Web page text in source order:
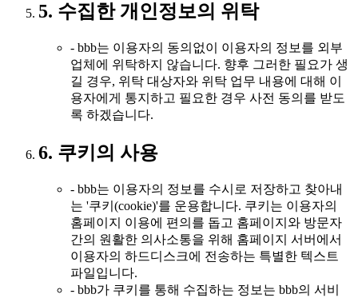
5. 수집한 개인정보의 위탁
- bbb는 이용자의 동의없이 이용자의 정보를 외부
업체에 위탁하지 않습니다. 향후 그러한 필요가 생
길 경우, 위탁 대상자와 위탁 업무 내용에 대해 이
용자에게 통지하고 필요한 경우 사전 동의를 받도
록 하겠습니다.
6. 쿠키의 사용
- bbb는 이용자의 정보를 수시로 저장하고 찾아내
는 '쿠키(cookie)'를 운용합니다. 쿠키는 이용자의
홈페이지 이용에 편의를 돕고 홈페이지와 방문자
간의 원활한 의사소통을 위해 홈페이지 서버에서
이용자의 하드디스크에 전송하는 특별한 텍스트
파일입니다.
- bbb가 쿠키를 통해 수집하는 정보는 bbb의 서비